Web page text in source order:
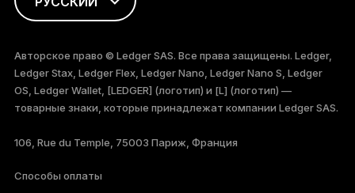
FRANÇAIS
TÜRKÇE
DEUTSCH
PORTUGUÊS
Авторское право © Ledger SAS. Все права защищены. Ledger,
Ledger Stax, Ledger Flex, Ledger Nano, Ledger Nano S, Ledger
OS, Ledger Wallet, [LEDGER] (логотип) и [L] (логотип) —
товарные знаки, которые принадлежат компании Ledger SAS.
106, Rue du Temple, 75003 Париж, Франция
Способы оплаты